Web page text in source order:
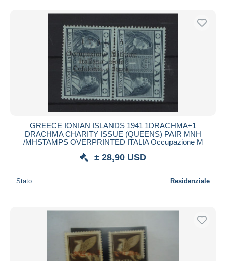
GREECE IONIAN ISLANDS 1941 1DRACHMA+1
DRACHMA CHARITY ISSUE (QUEENS) PAIR MNH
/MHSTAMPS OVERPRINTED ITALIA Occupazione M
± 28,90 USD
Stato Residenziale